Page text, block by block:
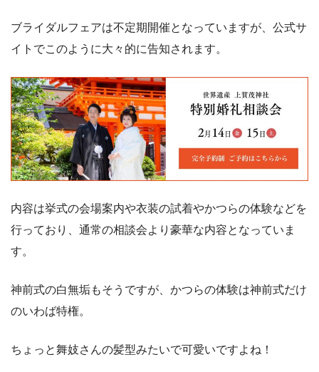
ブライダルフェアは不定期開催となっていますが、公式サ
イトでこのように大々的に告知されます。
内容は挙式の会場案内や衣装の試着やかつらの体験などを
行っており、通常の相談会より豪華な内容となっていま
す。
神前式の白無垢もそうですが、かつらの体験は神前式だけ
のいわば特権。
ちょっと舞妓さんの髪型みたいで可愛いですよね！